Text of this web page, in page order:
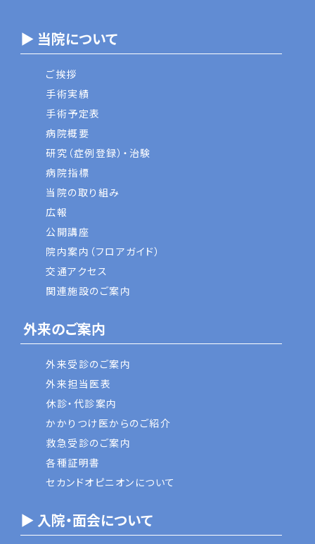
▶ 当院について
ご挨拶
手術実績
手術予定表
病院概要
研究（症例登録）・治験
病院指標
当院の取り組み
広報
公開講座
院内案内（フロアガイド）
交通アクセス
関連施設のご案内
外来のご案内
外来受診のご案内
外来担当医表
休診・代診案内
かかりつけ医からのご紹介
救急受診のご案内
各種証明書
セカンドオピニオンについて
▶ 入院・面会について